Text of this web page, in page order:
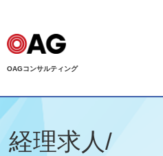
OAGコンサルティング
経理求人/